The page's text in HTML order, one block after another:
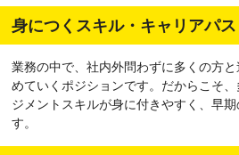
身につくスキル・キャリアパス
業務の中で、社内外問わずに多くの方
めていくポジションです。だからこそ
ジメントスキルが身に付きやすく、早
す。